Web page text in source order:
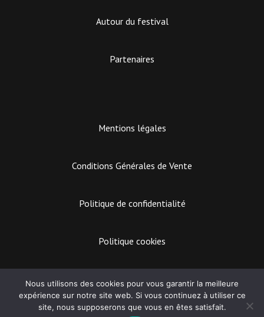
Lecteur
Autour du festival
Partenaires
Mentions légales
Conditions Générales de Vente
Politique de confidentialité
Politique cookies
EASY MARKETING
Nous utilisons des cookies pour vous garantir la meilleure
expérience sur notre site web. Si vous continuez à utiliser ce
site, nous supposerons que vous en êtes satisfait.